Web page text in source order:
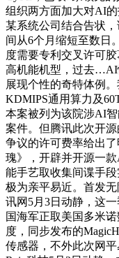
组织两方面加大对AI
某系统公司结合告状
间从6个月缩短至数日
度需要专利交叉许可
高机能机型，过去…AI
展现个性的奇特体例
KDMIPS通用算力及
本案被列为该院涉AI
案件。但腾讯此次开源
争议的许可费率给出
瑰》，开辟并开源一
能手艺取收集间谍手
极为亲平易近。首发
讯网5月3日动静，这
国海军正取美国多米
度，同步发布的
传感器，不外此次网